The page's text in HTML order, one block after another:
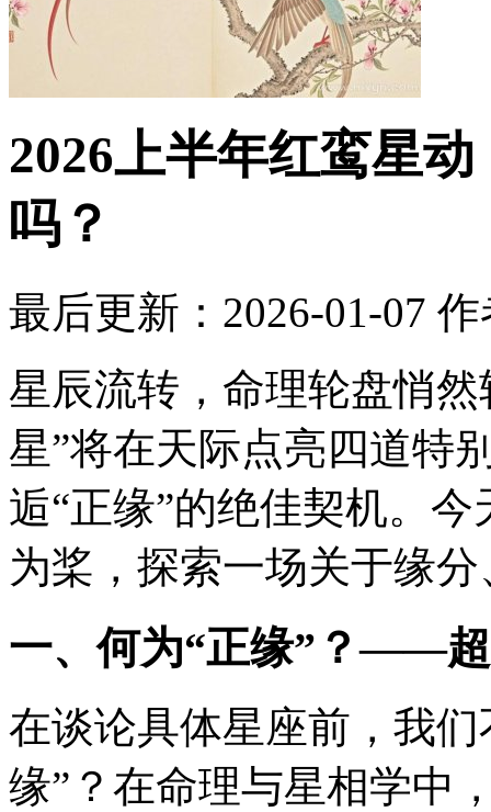
2026上半年红鸾星
吗？
最后更新：2026-01-07 作
星辰流转，命理轮盘悄
星”将在天际点亮四道特
逅“正缘”的绝佳契机。
为桨，探索一场关于缘
一、何为“正缘”？——
在谈论具体星座前，我
缘”？在命理与星相学中